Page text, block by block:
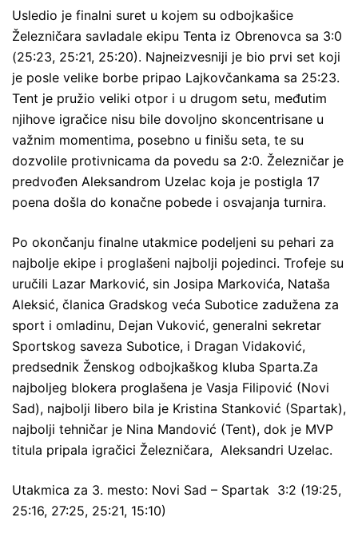
Usledio je finalni suret u kojem su odbojkašice
Železničara savladale ekipu Tenta iz Obrenovca sa 3:0
(25:23, 25:21, 25:20). Najneizvesniji je bio prvi set koji
je posle velike borbe pripao Lajkovčankama sa 25:23.
Tent je pružio veliki otpor i u drugom setu, međutim
njihove igračice nisu bile dovoljno skoncentrisane u
važnim momentima, posebno u finišu seta, te su
dozvolile protivnicama da povedu sa 2:0. Železničar je
predvođen Aleksandrom Uzelac koja je postigla 17
poena došla do konačne pobede i osvajanja turnira.
Po okončanju finalne utakmice podeljeni su pehari za
najbolje ekipe i proglašeni najbolji pojedinci. Trofeje su
uručili Lazar Marković, sin Josipa Markovića, Nataša
Aleksić, članica Gradskog veća Subotice zadužena za
sport i omladinu, Dejan Vuković, generalni sekretar
Sportskog saveza Subotice, i Dragan Vidaković,
predsednik Ženskog odbojkaškog kluba Sparta.Za
najboljeg blokera proglašena je Vasja Filipović (Novi
Sad), najbolji libero bila je Kristina Stanković (Spartak),
najbolji tehničar je Nina Mandović (Tent), dok je MVP
titula pripala igračici Železničara, Aleksandri Uzelac.
Utakmica za 3. mesto: Novi Sad – Spartak 3:2 (19:25,
25:16, 27:25, 25:21, 15:10)